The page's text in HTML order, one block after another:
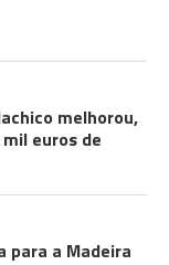
melhorou,
euros de
para a Madeira